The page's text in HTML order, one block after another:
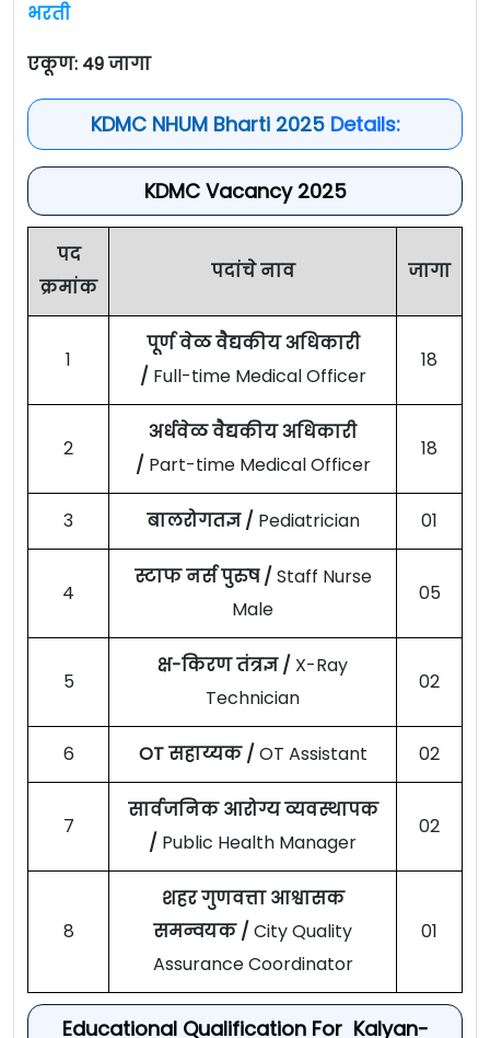
भरती
एकूण: 49 जागा
KDMC NHUM Bharti 2025Details:
KDMC Vacancy 2025
पद
क्रमांक
पदांचे नाव जागा
1
पूर्ण वेळ वैद्यकीय अधिकारी
/ Full-time Medical Officer
18
2
अर्धवेळ वैद्यकीय अधिकारी
/ Part-time Medical Officer
18
3 बालरोगतज्ञ / Pediatrician 01
4
स्टाफ नर्स पुरुष / Staff Nurse
Male
05
5
क्ष-किरण तंत्रज्ञ / X-Ray
Technician
02
6 OT सहाय्यक / OT Assistant 02
7
सार्वजनिक आरोग्य व्यवस्थापक
/ Public Health Manager
02
8
शहर गुणवत्ता आश्वासक
समन्वयक / City Quality
Assurance Coordinator
01
Educational Qualification For Kalyan-